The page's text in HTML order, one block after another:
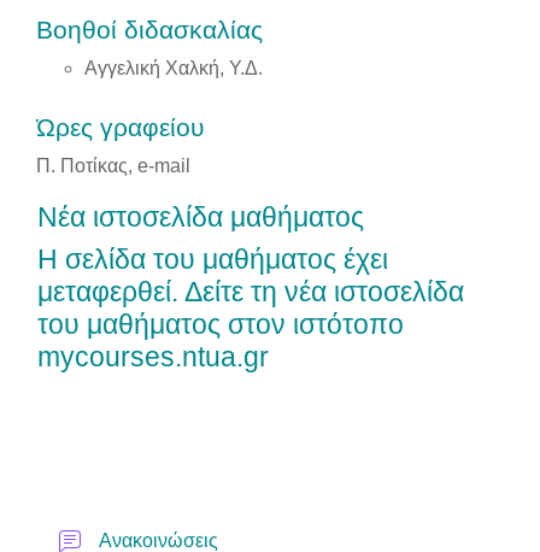
Βοηθοί διδασκαλίας
Αγγελική Χαλκή, Υ.Δ.
Ώρες γραφείου
Π. Ποτίκας, e-mail
Νέα ιστοσελίδα μαθήματος
Η σελίδα του μαθήματος έχει
μεταφερθεί. Δείτε τη νέα ιστοσελίδα
του μαθήματος στον ιστότοπο
mycourses.ntua.gr
Ανακοινώσεις